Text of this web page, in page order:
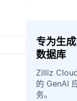
专为生
数据库
Zilliz
的 GenAI
务。